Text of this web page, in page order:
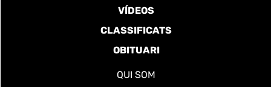
VÍDEOS
CLASSIFICATS
OBITUARI
QUI SOM